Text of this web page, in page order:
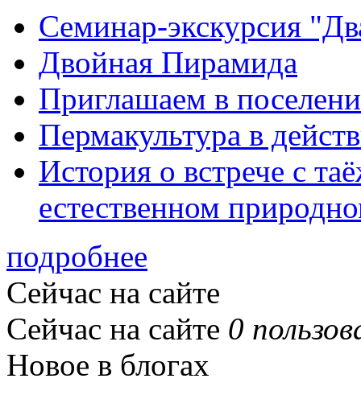
Семинар-экскурсия
Двойная Пирамида
Приглашаем в
Пермакультура в
История о встрече с
естественном
подробнее
Сейчас на сайте
Сейчас на сайте 0
Новое в блогах